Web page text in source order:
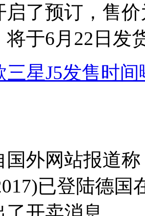
启了预订，售
将于6月22日发
三星J5发售时
国外网站报道
已登陆德国